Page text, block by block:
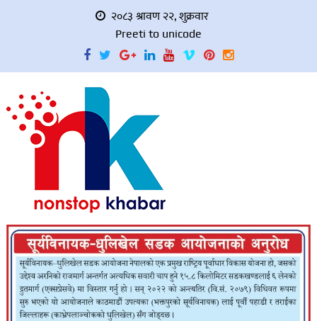
२०८३ श्रावण २२, शुक्रवार
Preeti to unicode